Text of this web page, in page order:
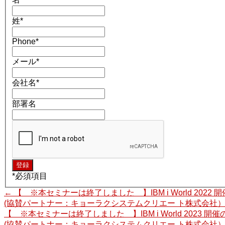
姓*
Phone*
メール*
会社名*
部署名
*必須項目
←
【 ※本セミナーは終了しました 】IBM i World 2022 開
(協賛パートナー：キョーラクシステムクリエー ト株式会社）
【 ※本セミナーは終了しました 】IBM i World 2023 開催